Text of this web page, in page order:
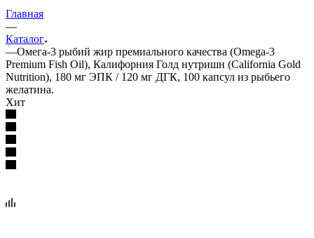
Главная
—
Каталог
—Омега-3 рыбий жир премиального качества (Omega-3
Premium Fish Oil), Калифорния Голд нутришн (California Gold
Nutrition), 180 мг ЭПК / 120 мг ДГК, 100 капсул из рыбьего
желатина.
Хит